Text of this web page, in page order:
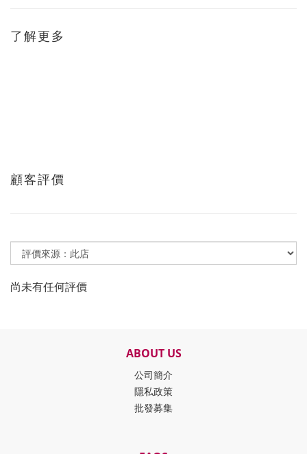
了解更多
顧客評價
尚未有任何評價
ABOUT US
公司簡介
隱私政策
批發募集